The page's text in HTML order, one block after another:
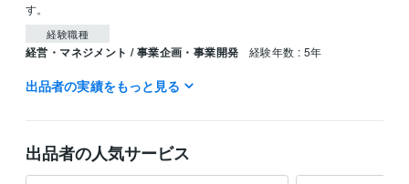
経験職種
経営・マネジメント / 事業企画・事業開発 経験年数 : 5年
受賞歴
サーチとアイデア出しのやり方」
ビジネス・クリエイティブツール
Excel:20年PowerPoint:10年Word:20年
出品者の実績をもっと見る
出品者の人気サービス